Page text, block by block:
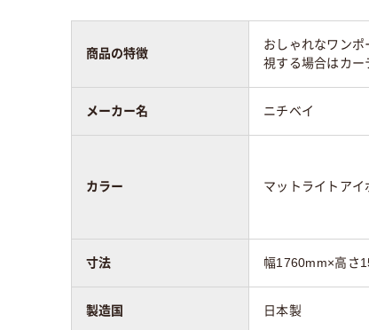
商品の特徴
おしゃれなワン
視する場合はカー
メーカー名 ニチベイ
カラー マットライトアイ
寸法 幅1760mm×高さ
製造国 日本製